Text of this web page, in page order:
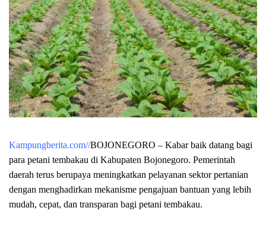
Kampungberita.com//BOJONEGORO – Kabar baik datang bagi
para petani tembakau di Kabupaten Bojonegoro. Pemerintah
daerah terus berupaya meningkatkan pelayanan sektor pertanian
dengan menghadirkan mekanisme pengajuan bantuan yang lebih
mudah, cepat, dan transparan bagi petani tembakau.